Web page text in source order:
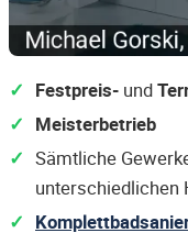
Festpreis- und
Meisterbetrieb
Sämtliche
unterschiedlichen